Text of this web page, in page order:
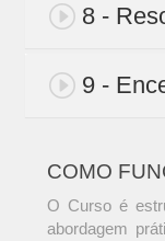
8 -
9 -
COMO
O Curso é
abordagem